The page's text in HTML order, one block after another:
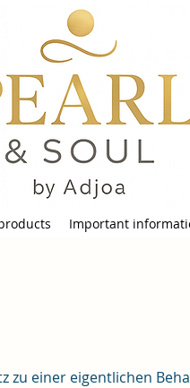
Important
zu einer eigentlichen